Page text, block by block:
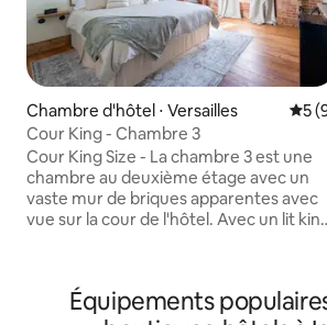
Chambre d'hôtel ⋅ Versailles
5
Cour King - Chambre 3
Cour King Size - La chambre 3 est une
chambre au deuxième étage avec un
vaste mur de briques apparentes avec
vue sur la cour de l'hôtel. Avec un lit king,
salle de bain dispose d'une douche
combinée et d'une baignoire, de
Équipements